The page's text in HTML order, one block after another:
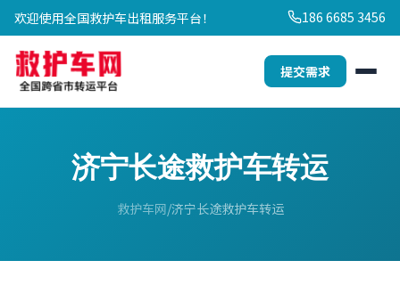
欢迎使用全国救护车出租服务平台！ 186 6685 3456
提交需求
济宁长途救护车转运
救护车网 济宁长途救护车转运